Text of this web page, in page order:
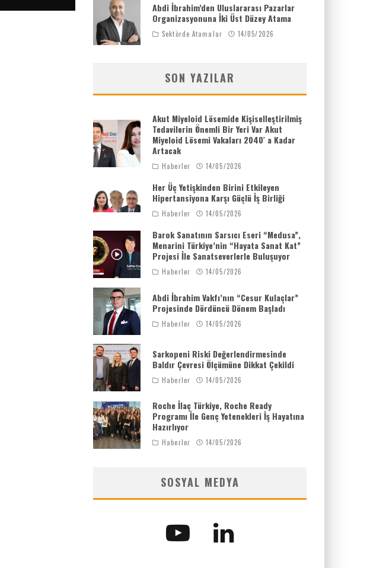
Abdi İbrahim’den Uluslararası Pazarlar
Organizasyonuna İki Üst Düzey Atama
Sektörde Atamalar 14/05/2026
SON YAZILAR
Akut Miyeloid Lösemide Kişiselleştirilmiş
Tedavilerin Önemli Bir Yeri Var Akut
Miyeloid Lösemi Vakaları 2040′ a Kadar
Artacak
Haberler 14/05/2026
Her Üç Yetişkinden Birini Etkileyen
Hipertansiyona Karşı Güçlü İş Birliği
Haberler 14/05/2026
Barok Sanatının Sarsıcı Eseri “Medusa”,
Menarini Türkiye’nin “Hayata Sanat Kat”
Projesi İle Sanatseverlerle Buluşuyor
Haberler 14/05/2026
Abdi İbrahim Vakfı’nın “Cesur Kulaçlar”
Projesinde Dördüncü Dönem Başladı
Haberler 14/05/2026
Sarkopeni Riski Değerlendirmesinde
Baldır Çevresi Ölçümüne Dikkat Çekildi
Haberler 14/05/2026
Roche İlaç Türkiye, Roche Ready
Programı İle Genç Yetenekleri İş Hayatına
Hazırlıyor
Haberler 14/05/2026
SOSYAL MEDYA